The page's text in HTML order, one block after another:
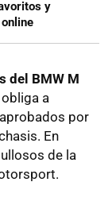
y
del BMW M
a
por
En
de la